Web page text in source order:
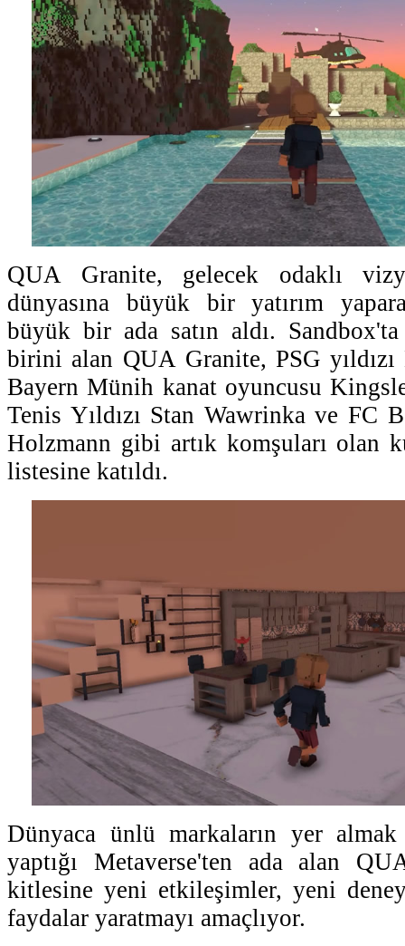
QUA Granite, gelecek odaklı
dünyasına büyük bir yatırım
büyük bir ada satın aldı.
birini alan QUA Granite, PSG
Bayern Münih kanat oyuncusu
Tenis Yıldızı Stan Wawrinka ve FC
Holzmann gibi artık komşuları olan
listesine katıldı.
Dünyaca ünlü markaların yer
yaptığı Metaverse'ten ada alan
kitlesine yeni etkileşimler, yeni
faydalar yaratmayı amaçlıyor.